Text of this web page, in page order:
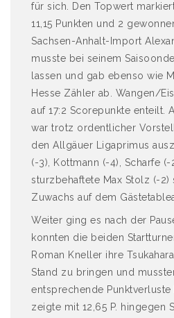
für sich. Den Topwert
11,15 Punkten und 2
Sachsen-Anhalt-Import
musste bei seinem
lassen und gab ebenso wie
Hesse Zähler ab. Wangen/
auf 17:2 Scorepunkte enteilt.
war trotz ordentlicher
den Allgäuer Ligaprimus
(-3), Kottmann (-4), Scharfe
sturzbehaftete Max Stolz (-
Zuwachs auf dem
Weiter ging es nach der
konnten die beiden
Roman Kneller ihre
Stand zu bringen und
entsprechende
zeigte mit 12,65 P. hingegen